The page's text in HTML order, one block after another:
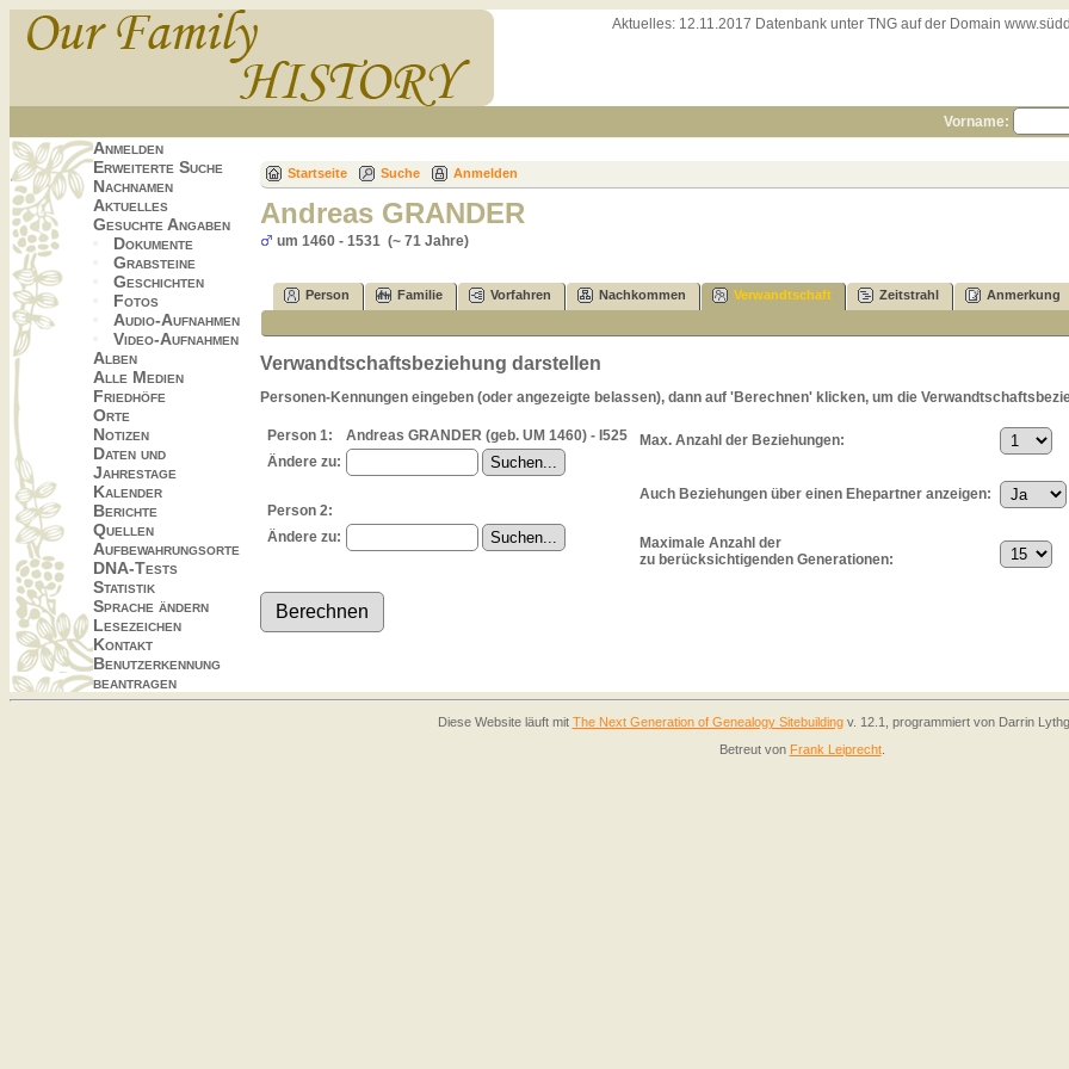
Aktuelles: 12.11.2017 Datenbank unter TNG auf der Domain
Vorname:
Anmelden
Erweiterte Suche
Nachnamen
Aktuelles
Gesuchte Angaben
Dokumente
Grabsteine
Geschichten
Fotos
Audio-Aufnahmen
Video-Aufnahmen
Alben
Alle Medien
Friedhöfe
Orte
Notizen
Daten und
Jahrestage
Kalender
Berichte
Quellen
Aufbewahrungsorte
DNA-Tests
Statistik
Sprache ändern
Lesezeichen
Kontakt
Benutzerkennung
beantragen
Startseite Suche Anmelden
Andreas GRANDER
um 1460 - 1531 (~ 71 Jahre)
Person Familie Vorfahren Nachkommen Verwandtschaft Zeitstrahl Anmerkung
Verwandtschaftsbeziehung darstellen
Personen-Kennungen eingeben (oder angezeigte belassen), dann auf 'Berechnen' klicken, um die
Person 1:
Andreas GRANDER (geb. UM 1460) - I525
Ändere zu:
Person 2:
Ändere zu:
Max. Anzahl der Beziehungen:
Auch Beziehungen über einen Ehepartner anzeigen:
Maximale Anzahl der
zu berücksichtigenden Generationen:
Diese Website läuft mit The Next Generation of Genealogy Sitebuildingv. 12.1, programmiert von Darrin
Betreut von Frank Leiprecht.